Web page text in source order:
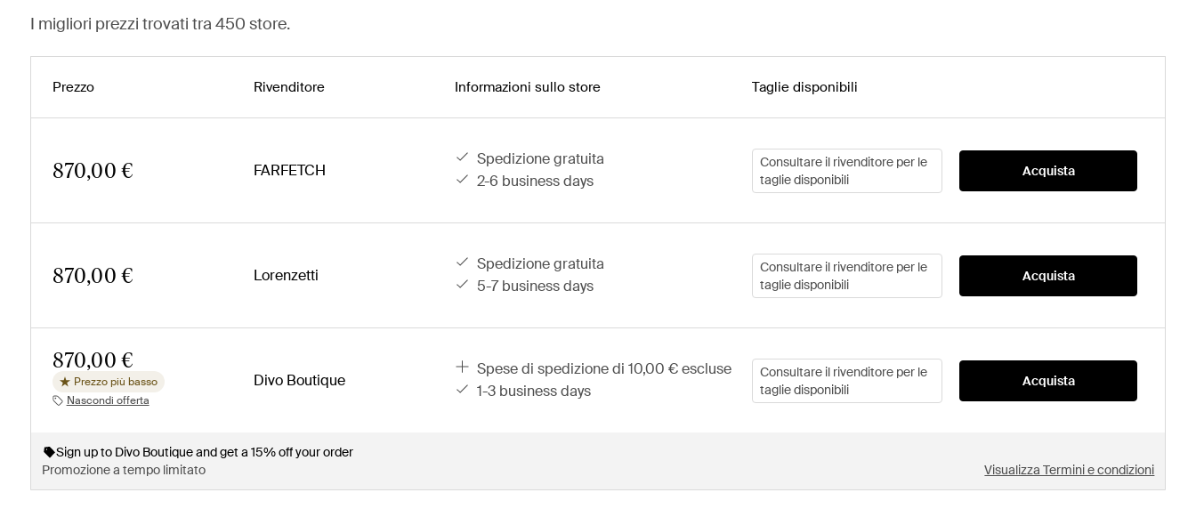
I migliori prezzi trovati tra 450 store.
Prezzo Rivenditore Informazioni sullo store Taglie disponibili
870,00 € FARFETCH
spedizione gratuita
2-6 business days
Consultare il rivenditore per le
taglie disponibili
Acquista
870,00 € Lorenzetti
spedizione gratuita
5-7 business days
Consultare il rivenditore per le
taglie disponibili
Acquista
870,00 €
Prezzo più basso
Nascondi offerta
Divo Boutique
spese di spedizione di 10,00 € escluse
1-3 business days
Consultare il rivenditore per le
taglie disponibili
Acquista
Sign up to Divo Boutique and get a 15% off your order
Promozione a tempo limitato
Visualizza Termini e condizioni